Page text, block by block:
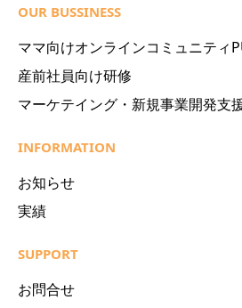
OUR BUSSINESS
ママ向けオンラインコミュニティ
産前社員向け研修
マーケテイング・新規事業開発支
INFORMATION
お知らせ
実績
SUPPORT
お問合せ